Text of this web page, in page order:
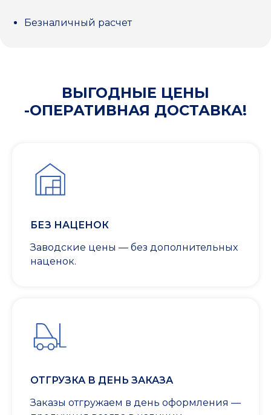
Безналичный расчет
ВЫГОДНЫЕ ЦЕНЫ
-ОПЕРАТИВНАЯ ДОСТАВКА!
БЕЗ НАЦЕНОК
Заводские цены — без дополнительных
наценок.
ОТГРУЗКА В ДЕНЬ ЗАКАЗА
Заказы отгружаем в день оформления —